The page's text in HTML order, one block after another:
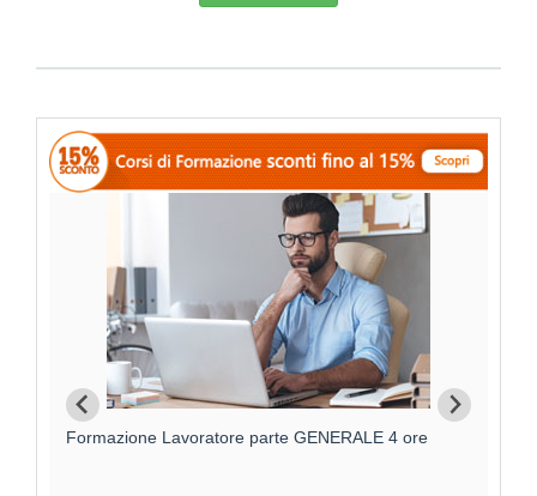
Formazione Lavoratore parte GENERALE 4 ore